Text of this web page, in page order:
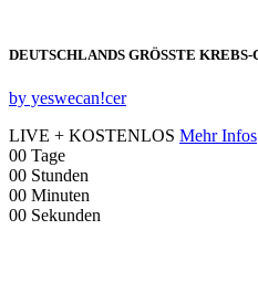
DEUTSCHLANDS GRÖSSTE
by yeswecan!cer
LIVE + KOSTENLOS Mehr Infos
00 Tage
00 Stunden
00 Minuten
00 Sekunden